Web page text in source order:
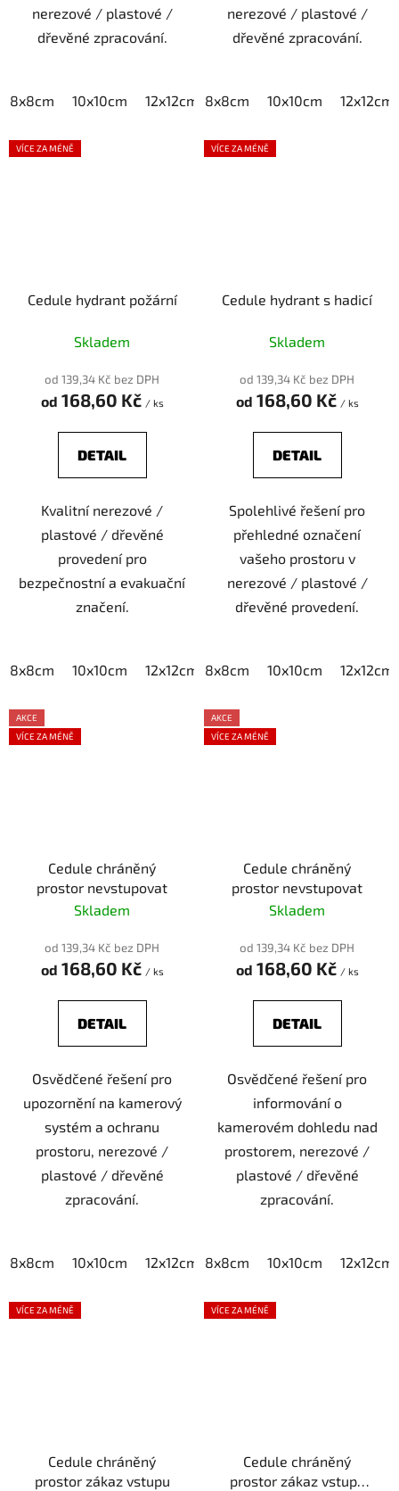
nerezové / plastové /
dřevěné zpracování.
8x8cm 10x10cm 12x12cm 15x15cm 20x20cm
nerezové / plastové /
dřevěné zpracování.
8x8cm 10x10cm 12x12cm
VÍCE ZA MÉNĚ
Cedule hydrant požární
Skladem
od 139,34 Kč bez DPH
od 168,60 Kč / ks
DETAIL
Kvalitní nerezové /
plastové / dřevěné
provedení pro
bezpečnostní a evakuační
značení.
8x8cm 10x10cm 12x12cm 15x15cm 20x20cm
VÍCE ZA MÉNĚ
Cedule hydrant s hadicí
Skladem
od 139,34 Kč bez DPH
od 168,60 Kč / ks
DETAIL
Spolehlivé řešení pro
přehledné označení
vašeho prostoru v
nerezové / plastové /
dřevěné provedení.
8x8cm 10x10cm 12x12cm
AKCE
VÍCE ZA MÉNĚ
Cedule chráněný
prostor nevstupovat
Skladem
od 139,34 Kč bez DPH
od 168,60 Kč / ks
DETAIL
Osvědčené řešení pro
upozornění na kamerový
systém a ochranu
prostoru, nerezové /
plastové / dřevěné
zpracování.
8x8cm 10x10cm 12x12cm 15x15cm 20x20cm
AKCE
VÍCE ZA MÉNĚ
Cedule chráněný
prostor nevstupovat
Skladem
od 139,34 Kč bez DPH
od 168,60 Kč / ks
DETAIL
Osvědčené řešení pro
informování o
kamerovém dohledu nad
prostorem, nerezové /
plastové / dřevěné
zpracování.
8x8cm 10x10cm 12x12cm
VÍCE ZA MÉNĚ
Cedule chráněný
prostor zákaz vstupu
VÍCE ZA MÉNĚ
Cedule chráněný
prostor zákaz vstupu